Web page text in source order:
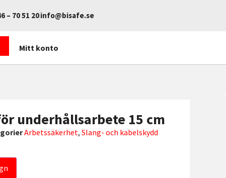
– 70 51 20info@bisafe.se
Mitt konto
underhållsarbete 15 cm
Arbetssäkerhet, Slang- och kabelskydd